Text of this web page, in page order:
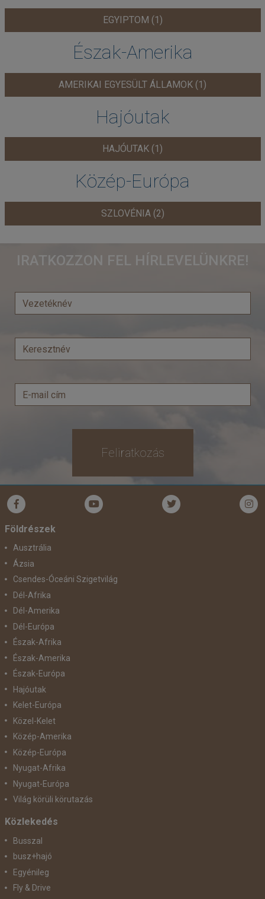
EGYIPTOM (1)
Észak-Amerika
AMERIKAI EGYESÜLT ÁLLAMOK (1)
Hajóutak
HAJÓUTAK (1)
Közép-Európa
SZLOVÉNIA (2)
IRATKOZZON FEL HÍRLEVELÜNKRE!
Feliratkozás
Földrészek
Ausztrália
Ázsia
Csendes-Óceáni Szigetvilág
Dél-Afrika
Dél-Amerika
Dél-Európa
Észak-Afrika
Észak-Amerika
Észak-Európa
Hajóutak
Kelet-Európa
Közel-Kelet
Közép-Amerika
Közép-Európa
Nyugat-Afrika
Nyugat-Európa
Világ körüli körutazás
Közlekedés
Busszal
busz+hajó
Egyénileg
Fly & Drive